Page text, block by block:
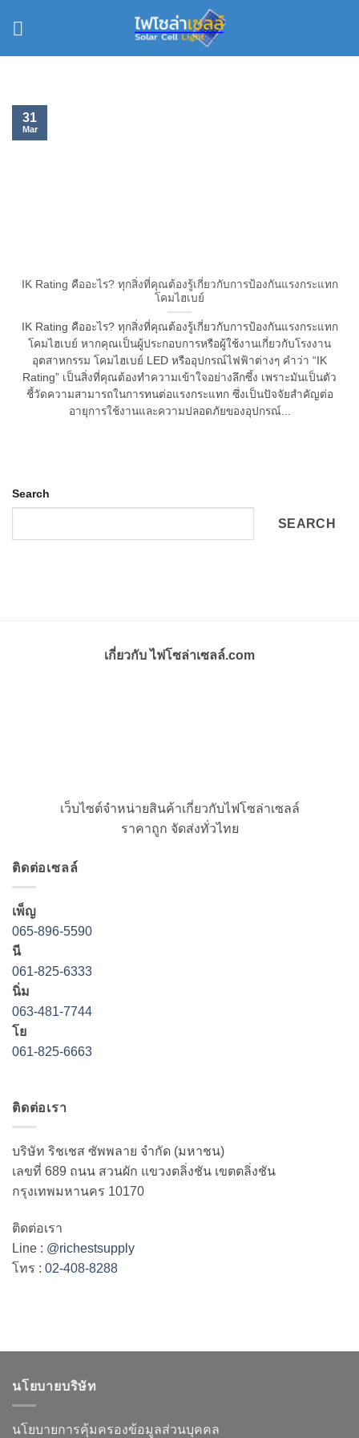
IK Rating คืออะไร? ทุกสิ่งที่คุณต้องรู้เกี่ยวกับการป้องกันแรงกระแทก
โคมไฮเบย์
IK Rating คืออะไร? ทุกสิ่งที่คุณต้องรู้เกี่ยวกับการป้องกันแรงกระแทก
โคมไฮเบย์ หากคุณเป็นผู้ประกอบการหรือผู้ใช้งานเกี่ยวกับโรงงาน
อุตสาหกรรม โคมไฮเบย์ LED หรืออุปกรณ์ไฟฟ้าต่างๆ คำว่า “IK
Rating” เป็นสิ่งที่คุณต้องทำความเข้าใจอย่างลึกซึ้ง เพราะมันเป็นตัว
ชี้วัดความสามารถในการทนต่อแรงกระแทก ซึ่งเป็นปัจจัยสำคัญต่อ
อายุการใช้งานและความปลอดภัยของอุปกรณ์...
31
Mar
Search
SEARCH
เกี่ยวกับ ไฟโซล่าเซลล์.com
เว็บไซต์จำหน่ายสินค้าเกี่ยวกับไฟโซล่าเซลล์
ราคาถูก จัดส่งทั่วไทย
ติดต่อเซลล์
เพ็ญ
065-896-5590
นี
061-825-6333
นิ่ม
063-481-7744
โย
061-825-6663
ติดต่อเรา
บริษัท ริชเชส ซัพพลาย จำกัด (มหาชน)
เลขที่ 689 ถนน สวนผัก แขวงตลิ่งชัน เขตตลิ่งชัน
กรุงเทพมหานคร 10170
ติดต่อเรา
Line : @richestsupply
โทร : 02-408-8288
นโยบายบริษัท
นโยบายการคุ้มครองข้อมูลส่วนบุคคล